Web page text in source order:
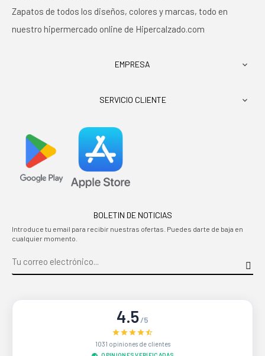
Zapatos de todos los diseños, colores y marcas, todo en
nuestro hipermercado online de Hipercalzado.com
EMPRESA 
SERVICIO CLIENTE 
BOLETIN DE NOTICIAS
Introduce tu email para recibir nuestras ofertas. Puedes darte de baja en
cualquier momento.
4.5/5
1031 opiniones de clientes